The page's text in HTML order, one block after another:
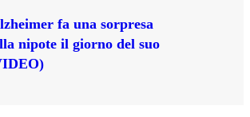
fa una sorpresa
nipote il giorno del suo